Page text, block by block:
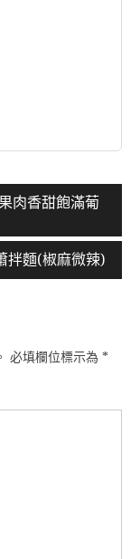
肉香甜飽滿葡
拌麵(椒麻微辣)
必填欄位標示為 *